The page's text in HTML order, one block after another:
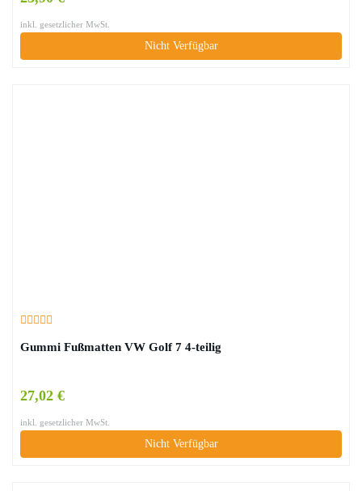
inkl. gesetzlicher MwSt.
Nicht Verfügbar
Gummi Fußmatten VW Golf 7 4-teilig
27,02 €
inkl. gesetzlicher MwSt.
Nicht Verfügbar